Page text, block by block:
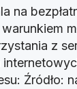
na
z
Źródło: